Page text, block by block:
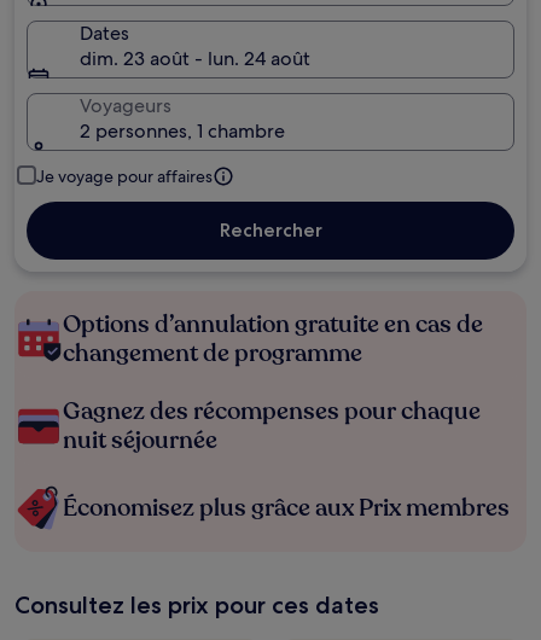
Dates
dim. 23 août - lun. 24 août
Voyageurs
2 personnes, 1 chambre
Je voyage pour affaires
Rechercher
Options d’annulation gratuite en cas de
changement de programme
Gagnez des récompenses pour chaque
nuit séjournée
Économisez plus grâce aux Prix membres
Consultez les prix pour ces dates